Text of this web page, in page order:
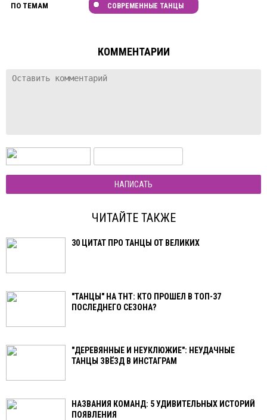
ПО ТЕМАМ
СОВРЕМЕННЫЕ ТАНЦЫ
КОММЕНТАРИИ
НАПИСАТЬ
ЧИТАЙТЕ ТАКЖЕ
30 ЦИТАТ ПРО ТАНЦЫ ОТ ВЕЛИКИХ
"ТАНЦЫ" НА ТНТ: КТО ПРОШЕЛ В ТОП-37
ПОСЛЕДНЕГО СЕЗОНА?
"ДЕРЕВЯННЫЕ И НЕУКЛЮЖИЕ": НЕУДАЧНЫЕ
ТАНЦЫ ЗВЁЗД В ИНСТАГРАМ
НАЗВАНИЯ КОМАНД: 5 УДИВИТЕЛЬНЫХ ИСТОРИЙ
ПОЯВЛЕНИЯ